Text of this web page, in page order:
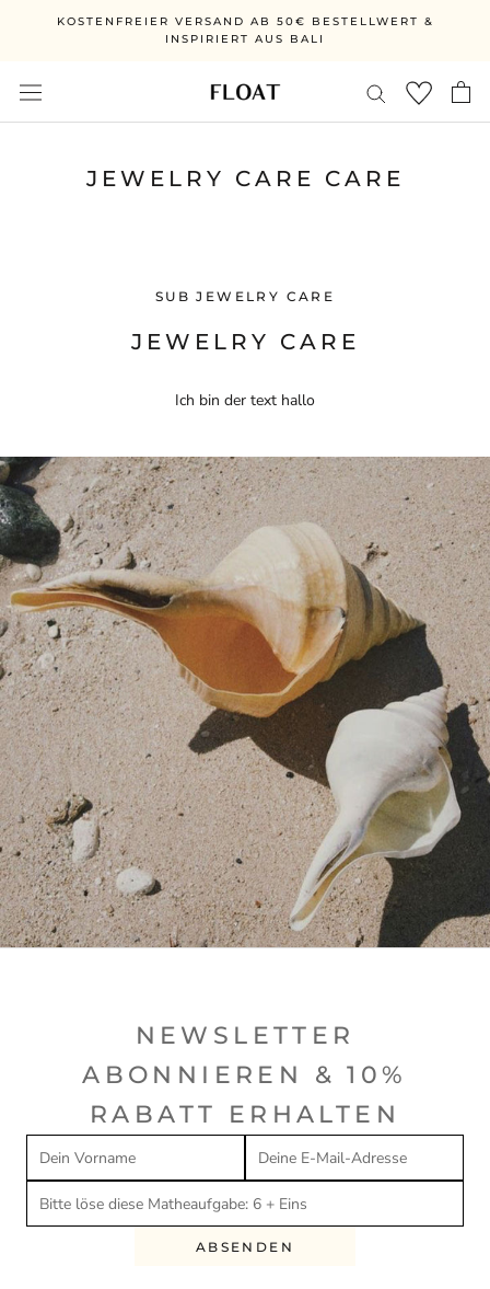
KOSTENFREIER VERSAND AB 50€ BESTELLWERT &
INSPIRIERT AUS BALI
JEWELRY CARE CARE
SUB JEWELRY CARE
JEWELRY CARE
Ich bin der text hallo
NEWSLETTER
ABONNIEREN & 10%
RABATT ERHALTEN
ABSENDEN